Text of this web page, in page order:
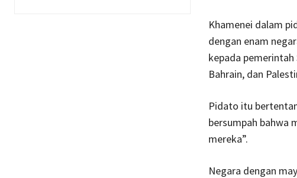
Khamenei dalam
dengan enam
kepada
Bahrain, dan
Pidato itu
bersumpah bahwa
mereka”.
Negara dengan